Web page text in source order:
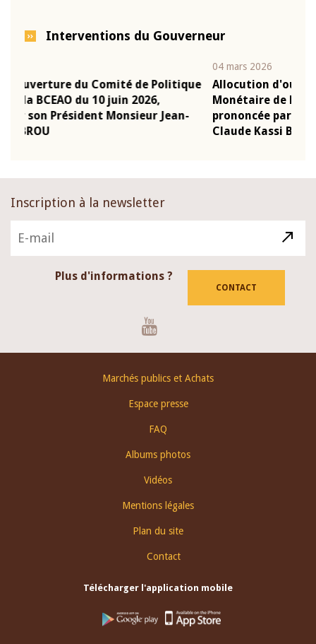
Interventions du Gouverneur
Allocution d'ouverture du Comité de Politique
Monétaire de la BCEAO du 4 mars 2026,
prononcée par son Président Monsieur Jean-
Claude Kassi BROU
Inscription à la newsletter
Plus d'informations ?
CONTACT
Marchés publics et Achats
Espace presse
FAQ
Albums photos
Vidéos
Mentions légales
Plan du site
Contact
Télécharger l'application mobile